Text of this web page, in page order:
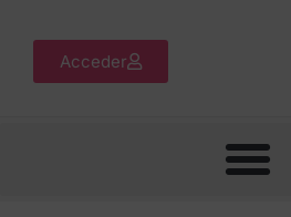
Acceder